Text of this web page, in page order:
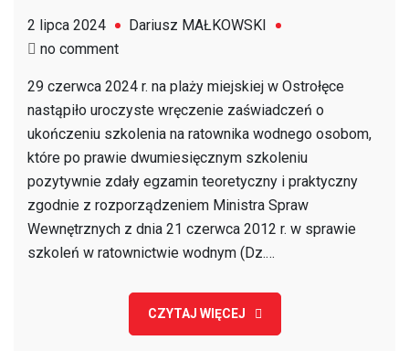
2 lipca 2024
Dariusz MAŁKOWSKI
no commenton
kursu
ratownik
wodny
29 czerwca 2024 r. na plaży miejskiej w Ostrołęce
nastąpiło uroczyste wręczenie zaświadczeń o
ukończeniu szkolenia na ratownika wodnego osobom,
które po prawie dwumiesięcznym szkoleniu
pozytywnie zdały egzamin teoretyczny i praktyczny
zgodnie z rozporządzeniem Ministra Spraw
Wewnętrznych z dnia 21 czerwca 2012 r. w sprawie
szkoleń w ratownictwie wodnym (Dz.…
CZYTAJ WIĘCEJ